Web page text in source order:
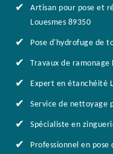
Artisan pour pose et
Louesmes 89350
Pose d'hydrofuge de
Travaux de ramonage
Expert en étanchéité
Service de nettoyage
Spécialiste en
Professionnel en